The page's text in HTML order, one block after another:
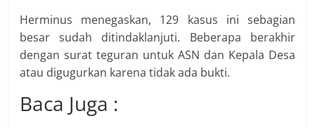
Herminus menegaskan, 129 kasus ini sebagian
besar sudah ditindaklanjuti. Beberapa berakhir
dengan surat teguran untuk ASN dan Kepala Desa
atau digugurkan karena tidak ada bukti.
Baca Juga :